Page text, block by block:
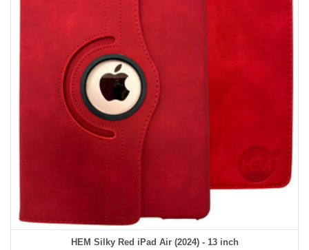
HEM Silky Red iPad Air (2024) - 13 inch